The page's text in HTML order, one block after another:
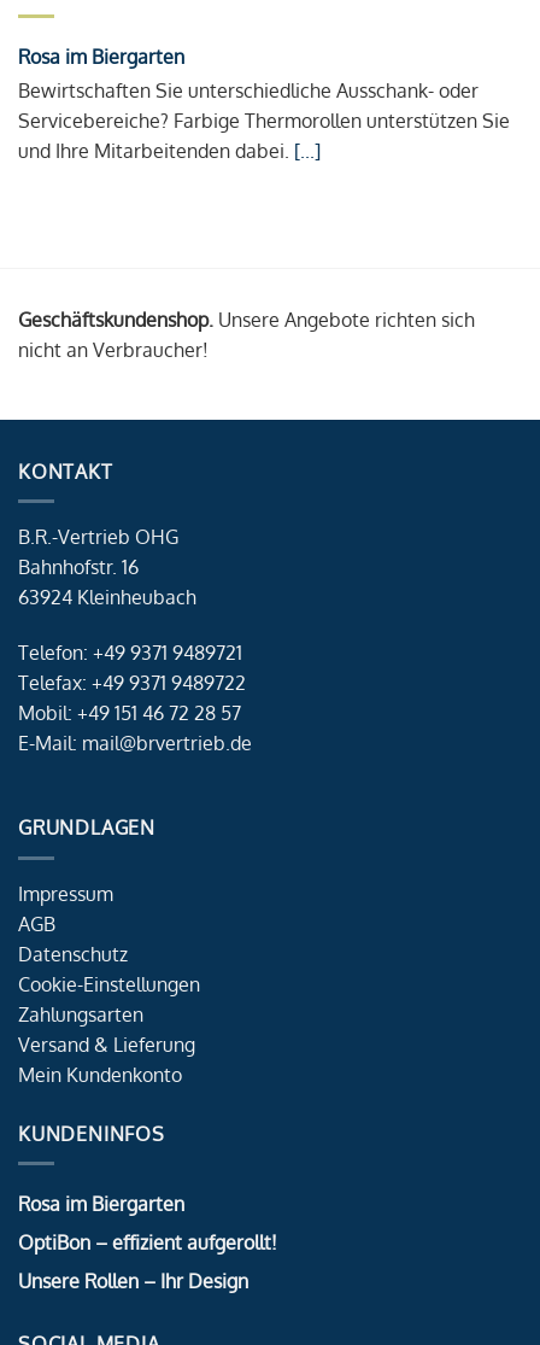
Rosa im Biergarten
Bewirtschaften Sie unterschiedliche Ausschank- oder
Servicebereiche? Farbige Thermorollen unterstützen Sie
und Ihre Mitarbeitenden dabei. [...]
Geschäftskundenshop. Unsere Angebote richten sich
nicht an Verbraucher!
KONTAKT
B.R.-Vertrieb OHG
Bahnhofstr. 16
63924 Kleinheubach
Telefon: +49 9371 9489721
Telefax: +49 9371 9489722
Mobil: +49 151 46 72 28 57
E-Mail: mail@brvertrieb.de
GRUNDLAGEN
Impressum
AGB
Datenschutz
Cookie-Einstellungen
Zahlungsarten
Versand & Lieferung
Mein Kundenkonto
KUNDENINFOS
Rosa im Biergarten
OptiBon – effizient aufgerollt!
Unsere Rollen – Ihr Design